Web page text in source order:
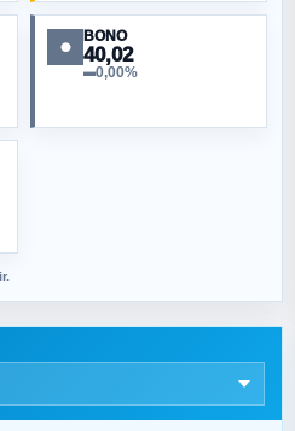
müstevli alçağına
● BONO
40,02
▬0,00%